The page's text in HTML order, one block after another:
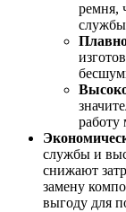
ремня,
работу
службы и
снижают
замену
выгоду для